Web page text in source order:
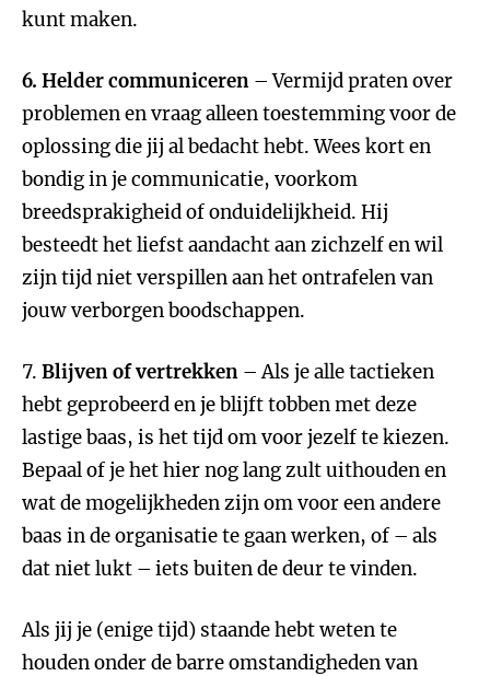
kunt maken.
6. Helder communiceren – Vermijd praten over
problemen en vraag alleen toestemming voor de
oplossing die jij al bedacht hebt. Wees kort en
bondig in je communicatie, voorkom
breedsprakigheid of onduidelijkheid. Hij
besteedt het liefst aandacht aan zichzelf en wil
zijn tijd niet verspillen aan het ontrafelen van
jouw verborgen boodschappen.
7. Blijven of vertrekken – Als je alle tactieken
hebt geprobeerd en je blijft tobben met deze
lastige baas, is het tijd om voor jezelf te kiezen.
Bepaal of je het hier nog lang zult uithouden en
wat de mogelijkheden zijn om voor een andere
baas in de organisatie te gaan werken, of – als
dat niet lukt – iets buiten de deur te vinden.
Als jij je (enige tijd) staande hebt weten te
houden onder de barre omstandigheden van